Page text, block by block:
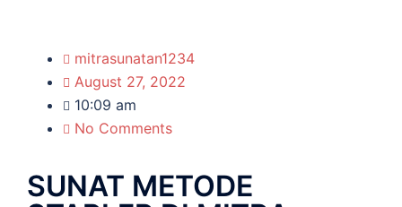
mitrasunatan1234
August 27, 2022
10:09 am
No Comments
SUNAT METODE